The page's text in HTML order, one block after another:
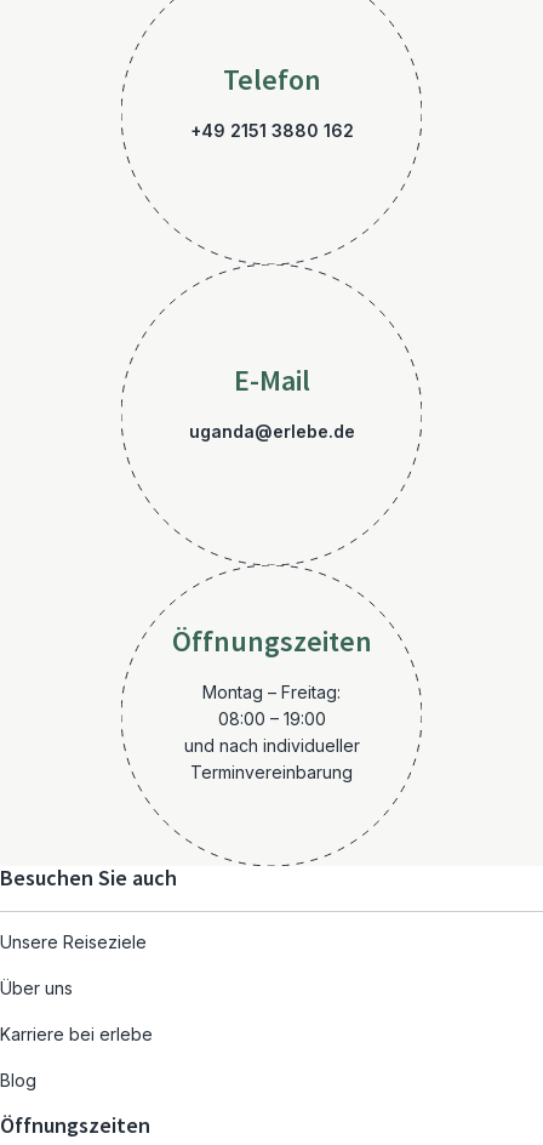
Telefon
+49 2151 3880 162
E-Mail
uganda@erlebe.de
Öffnungszeiten
Montag – Freitag:
08:00 – 19:00
und nach individueller
Terminvereinbarung
Besuchen Sie auch
Unsere Reiseziele
Über uns
Karriere bei erlebe
Blog
Öffnungszeiten